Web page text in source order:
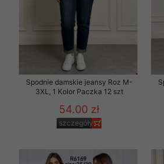
Spodnie damskie jeansy Roz M-
3XL, 1 Kolor Paczka 12 szt
54.00 zł
szczegóły
Dodatkowe informacje, w tym o
Twoich danych, ograniczenia ich
podejmowaniu decyzji, w tym
danych osobowych) znajdziesz w
Polityka prywatności
Polityka prywatności sklepu